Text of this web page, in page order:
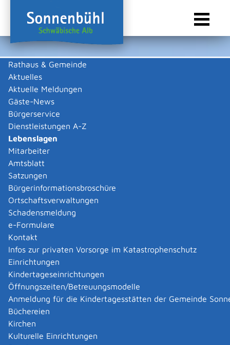
Rathaus & Gemeinde
Aktuelles
Aktuelle Meldungen
Gäste-News
Bürgerservice
Dienstleistungen A-Z
Lebenslagen
Mitarbeiter
Amtsblatt
Satzungen
Bürgerinformationsbroschüre
Ortschaftsverwaltungen
Schadensmeldung
e-Formulare
Kontakt
Infos zur privaten Vorsorge im Katastrophenschutz
Einrichtungen
Kindertageseinrichtungen
Öffnungszeiten/Betreuungsmodelle
Anmeldung für die Kindertagesstätten der Gemeinde
Büchereien
Kirchen
Kulturelle Einrichtungen
Sie sind hier:
Unternehmen gründen
Lebenslagen
Wege in die Selbständigkeit
Einheitlicher
Ansprechpartner/Einheitliche Stelle
Franchise
Gründung aus der Arbeitslosigkeit
Nebenerwerbsgründung
Betriebsneugründung. Die Art der Gründung sollte zu
Ihnen und Ihren unternehmerischen Fähigkeiten passen.
Welchen Weg Sie wählen, hängt beispielsweise von
folgenden Faktoren ab: Wie viel Gestaltungsspielraum